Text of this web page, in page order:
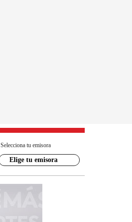
Selecciona tu emisora
Elige tu emisora